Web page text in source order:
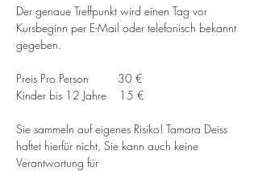
Der genaue Treffpunkt wird einen Tag vor
Kursbeginn per E-Mail oder telefonisch bekannt
gegeben.
Preis Pro Person         30 €
Kinder bis 12 Jahre    15 €
Sie sammeln auf eigenes Risiko! Tamara Deiss
haftet hierfür nicht, Sie kann auch keine
Verantwortung für